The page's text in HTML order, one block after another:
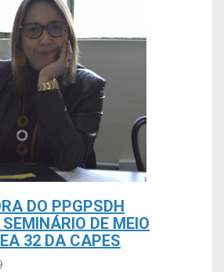
DO PPGPSDH
DE MEIO
32 DA CAPES